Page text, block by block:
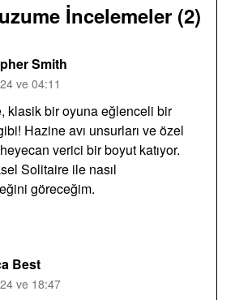
İncelemeler (2)
Smith
ve 04:11
klasik bir oyuna eğlenceli bir
Hazine avı unsurları ve özel
verici bir boyut katıyor.
Solitaire ile nasıl
göreceğim.
Best
ve 18:47